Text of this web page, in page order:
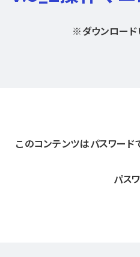
※ダウンロード
このコンテンツはパスワード
パス